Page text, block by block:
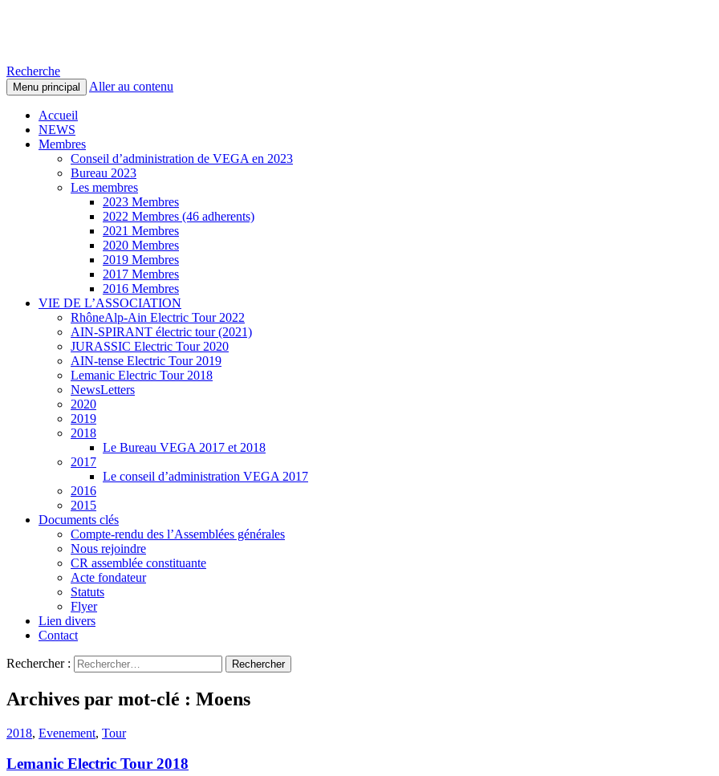
Recherche
Menu principal Aller au contenu
Accueil
NEWS
Membres
Conseil d’administration de VEGA en 2023
Bureau 2023
Les membres
2023 Membres
2022 Membres (46 adherents)
2021 Membres
2020 Membres
2019 Membres
2017 Membres
2016 Membres
VIE DE L’ASSOCIATION
RhôneAlp-Ain Electric Tour 2022
AIN-SPIRANT électric tour (2021)
JURASSIC Electric Tour 2020
AIN-tense Electric Tour 2019
Lemanic Electric Tour 2018
NewsLetters
2020
2019
2018
Le Bureau VEGA 2017 et 2018
2017
Le conseil d’administration VEGA 2017
2016
2015
Documents clés
Compte-rendu des l’Assemblées générales
Nous rejoindre
CR assemblée constituante
Acte fondateur
Statuts
Flyer
Lien divers
Contact
Rechercher :
Archives par mot-clé : Moens
2018, Evenement, Tour
Lemanic Electric Tour 2018